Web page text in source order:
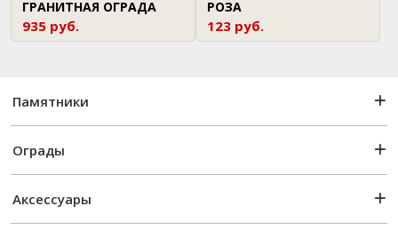
ГРАНИТНАЯ ОГРАДА
935 руб.
РОЗА
123 руб.
Памятники
Ограды
Аксессуары